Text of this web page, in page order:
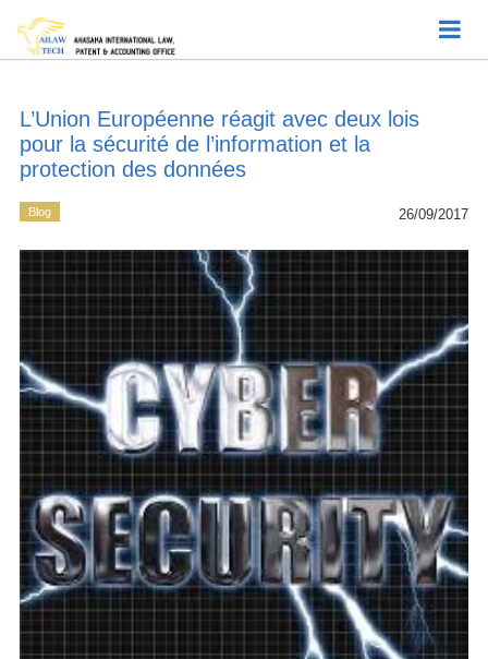
L’Union Européenne réagit avec deux lois
pour la sécurité de l’information et la
protection des données
26/09/2017
Blog